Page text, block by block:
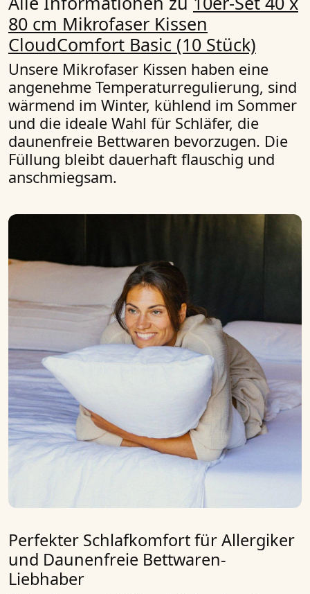
80 cm Mikrofaser Kissen
CloudComfort Basic (10 Stück)
Unsere Mikrofaser Kissen haben eine
angenehme Temperaturregulierung, sind
wärmend im Winter, kühlend im Sommer
und die ideale Wahl für Schläfer, die
daunenfreie Bettwaren bevorzugen. Die
Füllung bleibt dauerhaft flauschig und
anschmiegsam.
Perfekter Schlafkomfort für Allergiker
und Daunenfreie Bettwaren-
Liebhaber